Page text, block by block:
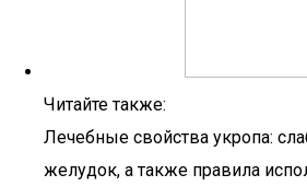
Читайте также:
Лечебные свойства укропа:
желудок, а также правила